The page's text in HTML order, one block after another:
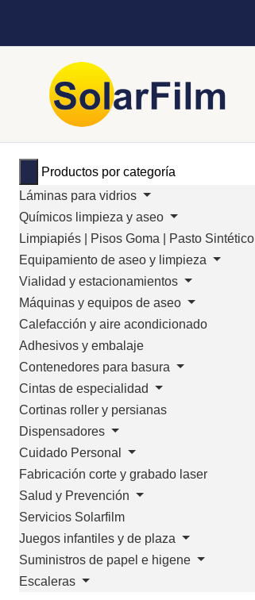
Productos por categoría
Láminas para vidrios
Químicos limpieza y aseo
Limpiapiés | Pisos Goma | Pasto Sintético
Equipamiento de aseo y limpieza
Vialidad y estacionamientos
Máquinas y equipos de aseo
Calefacción y aire acondicionado
Adhesivos y embalaje
Contenedores para basura
Cintas de especialidad
Cortinas roller y persianas
Dispensadores
Cuidado Personal
Fabricación corte y grabado laser
Salud y Prevención
Servicios Solarfilm
Juegos infantiles y de plaza
Suministros de papel e higene
Escaleras